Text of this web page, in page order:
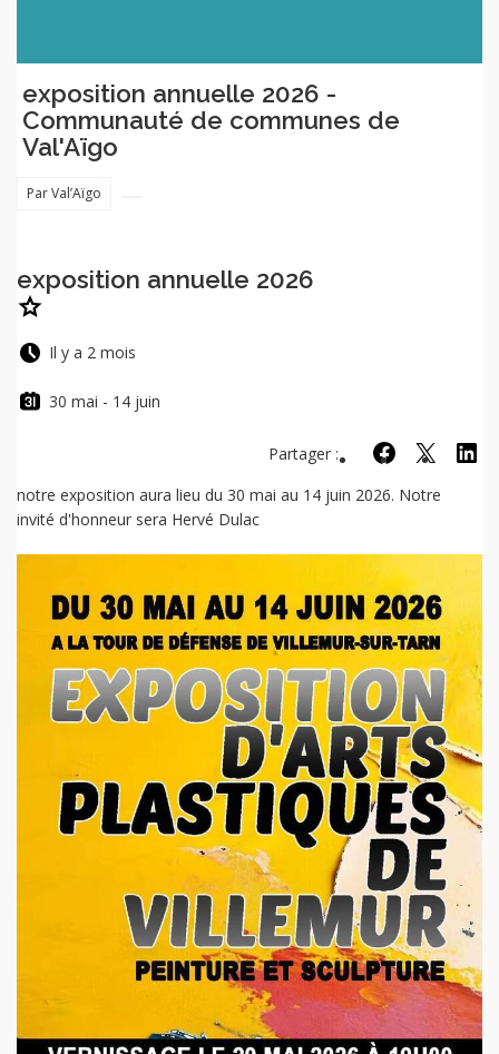
exposition annuelle 2026 -
Communauté de communes de
Val'Aïgo
Par Val’Aïgo
exposition annuelle 2026
Ajouter
annuelle
aux
Il y a 2 mois
30 mai - 14 juin
Partager : Partager sur
Partager
notre exposition aura lieu du 30 mai au 14 juin 2026. Notre
invité d'honneur sera Hervé Dulac